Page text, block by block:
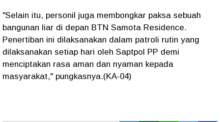
"Selain itu, personil juga membongkar paksa sebuah
bangunan liar di depan BTN Samota Residence.
Penertiban ini dilaksanakan dalam patroli rutin yang
dilaksanakan setiap hari oleh Saptpol PP demi
menciptakan rasa aman dan nyaman kepada
masyarakat," pungkasnya.(KA-04)